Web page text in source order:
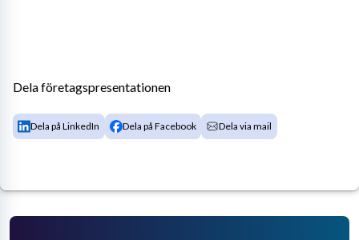
Dela företagspresentationen
Dela på LinkedIn Dela på Facebook Dela via mail